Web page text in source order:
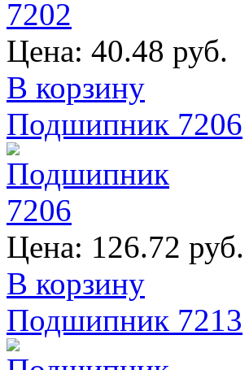
Цена: 40.48 руб.
В корзину
Подшипник 7206
Цена: 126.72 руб.
В корзину
Подшипник 7213